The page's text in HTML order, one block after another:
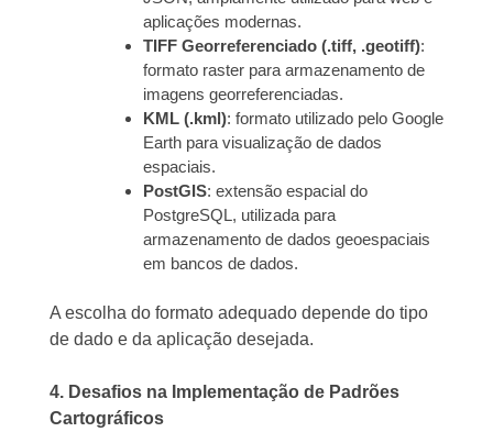
aplicações modernas.
TIFF Georreferenciado (.tiff, .geotiff):
formato raster para armazenamento de
imagens georreferenciadas.
KML (.kml): formato utilizado pelo Google
Earth para visualização de dados
espaciais.
PostGIS: extensão espacial do
PostgreSQL, utilizada para
armazenamento de dados geoespaciais
em bancos de dados.
A escolha do formato adequado depende do tipo
de dado e da aplicação desejada.
4. Desafios na Implementação de Padrões
Cartográficos